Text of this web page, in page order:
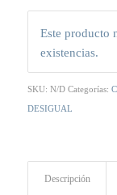
Este producto
existencias.
SKU: N/D Categorías:
DESIGUAL
Descripción